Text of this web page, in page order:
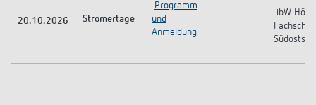
20.10.2026 Stromertage
Programm
und
Anmeldung
ibW